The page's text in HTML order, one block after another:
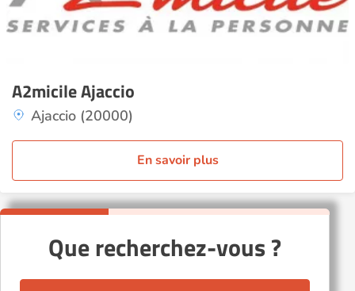
A2micile Ajaccio
Ajaccio (20000)
En savoir plus
Que recherchez-vous ?